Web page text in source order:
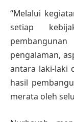
“Melalui
setiap
pengalaman,
antara laki-laki
hasil
merata oleh